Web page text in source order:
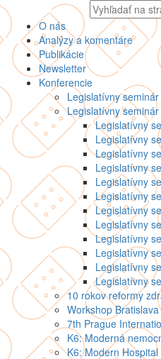
Vyhľadávaný
text
O nás
Analýzy a komentáre
Publikácie
Newsletter
Konferencie
Legislatívny
Legislatívny
Legislatívny
Legislatívny
Legislatívny
Legislatívny
Legislatívny
Legislatívny
Legislatívny
Legislatívny
Legislatívny
Legislatívny
Legislatívny
Legislatívny
10 rokov reformy
Workshop Bratislava
7th Prague
K6: Moderná
K6: Modern